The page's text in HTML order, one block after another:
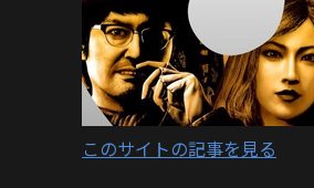
このサイトの記事を見る